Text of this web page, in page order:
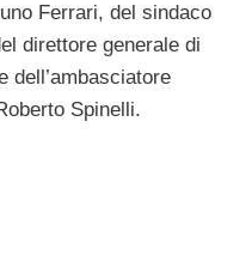
Ferrari, del sindaco
direttore generale di
dell’ambasciatore
Spinelli.